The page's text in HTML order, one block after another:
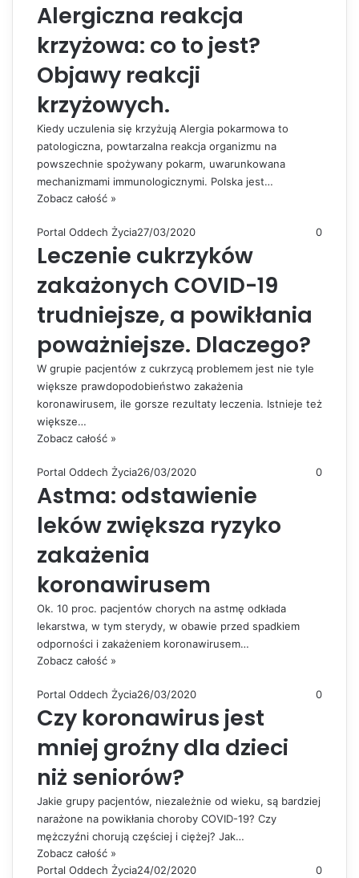
Alergiczna reakcja
krzyżowa: co to jest?
Objawy reakcji
krzyżowych.
Kiedy uczulenia się krzyżują Alergia pokarmowa to
patologiczna, powtarzalna reakcja organizmu na
powszechnie spożywany pokarm, uwarunkowana
mechanizmami immunologicznymi. Polska jest…
Zobacz całość »
Portal Oddech Życia27/03/2020 0
Leczenie cukrzyków
zakażonych COVID-19
trudniejsze, a powikłania
poważniejsze. Dlaczego?
W grupie pacjentów z cukrzycą problemem jest nie tyle
większe prawdopodobieństwo zakażenia
koronawirusem, ile gorsze rezultaty leczenia. Istnieje też
większe…
Zobacz całość »
Portal Oddech Życia26/03/2020 0
Astma: odstawienie
leków zwiększa ryzyko
zakażenia
koronawirusem
Ok. 10 proc. pacjentów chorych na astmę odkłada
lekarstwa, w tym sterydy, w obawie przed spadkiem
odporności i zakażeniem koronawirusem…
Zobacz całość »
Portal Oddech Życia26/03/2020 0
Czy koronawirus jest
mniej groźny dla dzieci
niż seniorów?
Jakie grupy pacjentów, niezależnie od wieku, są bardziej
narażone na powikłania choroby COVID-19? Czy
mężczyźni chorują częściej i ciężej? Jak…
Zobacz całość »
Portal Oddech Życia24/02/2020 0